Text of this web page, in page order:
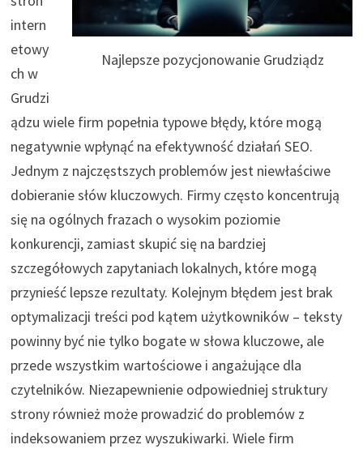
Najlepsze pozycjonowanie Grudziądz
intern
etowy
ch w
Grudzi
ądzu wiele firm popełnia typowe błędy, które mogą
negatywnie wpłynąć na efektywność działań SEO.
Jednym z najczęstszych problemów jest niewłaściwe
dobieranie słów kluczowych. Firmy często koncentrują
się na ogólnych frazach o wysokim poziomie
konkurencji, zamiast skupić się na bardziej
szczegółowych zapytaniach lokalnych, które mogą
przynieść lepsze rezultaty. Kolejnym błędem jest brak
optymalizacji treści pod kątem użytkowników – teksty
powinny być nie tylko bogate w słowa kluczowe, ale
przede wszystkim wartościowe i angażujące dla
czytelników. Niezapewnienie odpowiedniej struktury
strony również może prowadzić do problemów z
indeksowaniem przez wyszukiwarki. Wiele firm